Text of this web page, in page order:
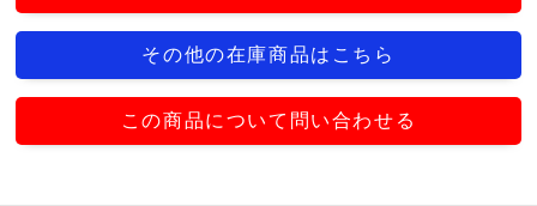
その他の在庫商品はこちら
この商品について問い合わせる